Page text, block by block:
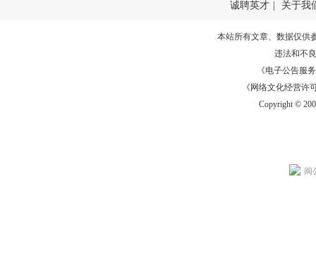
诚聘英才 关于我
本站所有文章、数据仅供
违法和不
《电子公告服务
《网络文化经营许
Copyright ©
闽